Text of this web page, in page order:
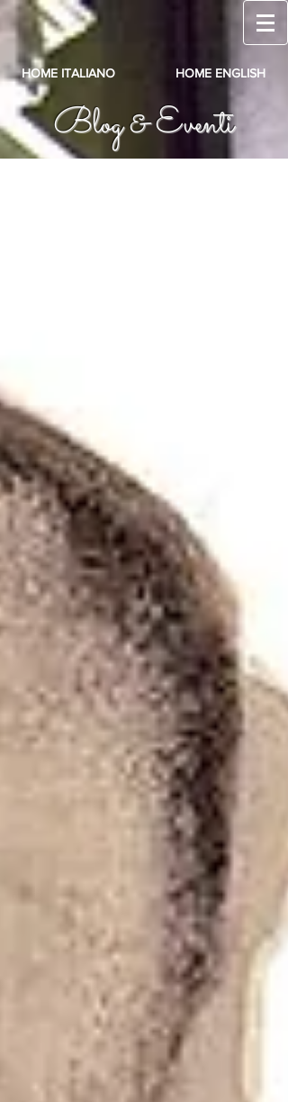
HOME ITALIANO HOME ENGLISH
Blog & Eventi